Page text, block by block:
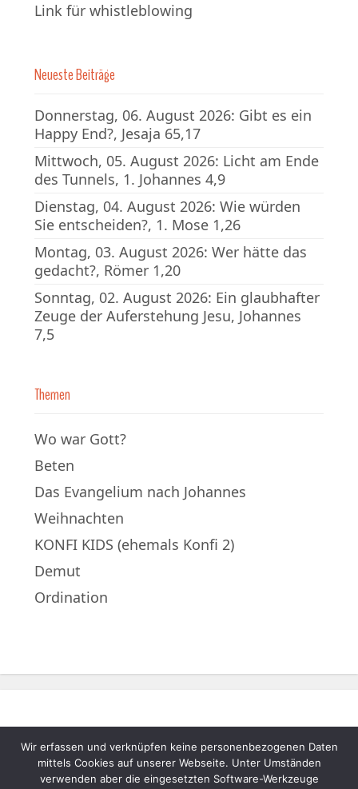
Link für whistleblowing
Neueste Beiträge
Donnerstag, 06. August 2026: Gibt es ein
Happy End?, Jesaja 65,17
Mittwoch, 05. August 2026: Licht am Ende
des Tunnels, 1. Johannes 4,9
Dienstag, 04. August 2026: Wie würden
Sie entscheiden?, 1. Mose 1,26
Montag, 03. August 2026: Wer hätte das
gedacht?, Römer 1,20
Sonntag, 02. August 2026: Ein glaubhafter
Zeuge der Auferstehung Jesu, Johannes
7,5
Themen
Wo war Gott?
Beten
Das Evangelium nach Johannes
Weihnachten
KONFI KIDS (ehemals Konfi 2)
Demut
Ordination
© 2022 – Evangelische Muttergemeinde
A.B. Neukematen |Impressum|
Wir erfassen und verknüpfen keine personenbezogenen Daten
mittels Cookies auf unserer Webseite. Unter Umständen
verwenden aber die eingesetzten Software-Werkzeuge